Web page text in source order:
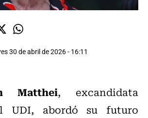
30 de abril de 2026 - 16:11
Matthei, excandidata
UDI, abordó su futuro